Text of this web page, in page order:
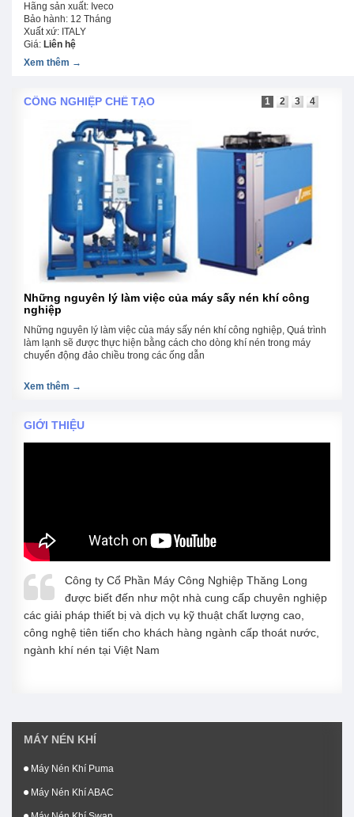
Hãng sản xuất: Iveco
Bảo hành: 12 Tháng
Xuất xứ: ITALY
Giá: Liên hệ
Xem thêm →
1 2 3 4
CÔNG NGHIỆP CHẾ TẠO
Những nguyên lý làm việc của máy sấy nén khí công
nghiệp
Những nguyên lý làm việc của máy sấy nén khí công nghiệp, Quá trình
làm lạnh sẽ được thực hiện bằng cách cho dòng khí nén trong máy
chuyển động đảo chiều trong các ống dẫn
Xem thêm →
GIỚI THIỆU
Công ty Cổ Phần Máy Công Nghiệp Thăng Long
được biết đến như một nhà cung cấp chuyên nghiệp
các giải pháp thiết bị và dịch vụ kỹ thuật chất lượng cao,
công nghệ tiên tiến cho khách hàng ngành cấp thoát nước,
ngành khí nén tại Việt Nam
MÁY NÉN KHÍ
Máy Nén Khí Puma
Máy Nén Khí ABAC